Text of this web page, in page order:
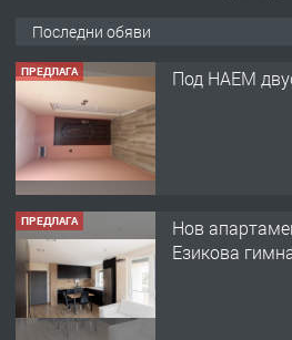
Последни обяви
ПРЕДЛАГА Под НАЕМ
ПРЕДЛАГА
Нов
Езикова